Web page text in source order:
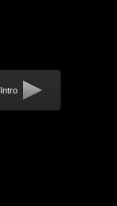
Intro